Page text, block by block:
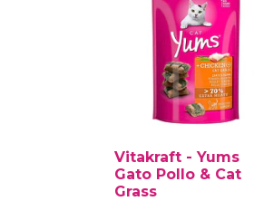
Vitakraft - Yums
Gato Pollo & Cat
Grass